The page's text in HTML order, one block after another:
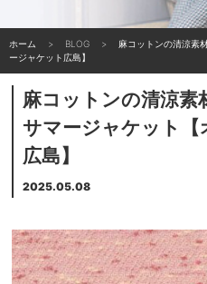
ホーム BLOG
麻コットンの清涼素
ージャケット広島】
麻コットンの清涼素
サマージャケット【
広島】
2025.05.08